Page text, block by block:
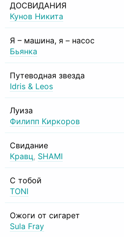
ДОСВИДАНИЯ
Кунов Никита
Я – машина, я – насос
Бьянка
Путеводная звезда
Idris & Leos
Луиза
Филипп Киркоров
Свидание
Кравц, SHAMI
С тобой
TONI
Ожоги от сигарет
Sula Fray